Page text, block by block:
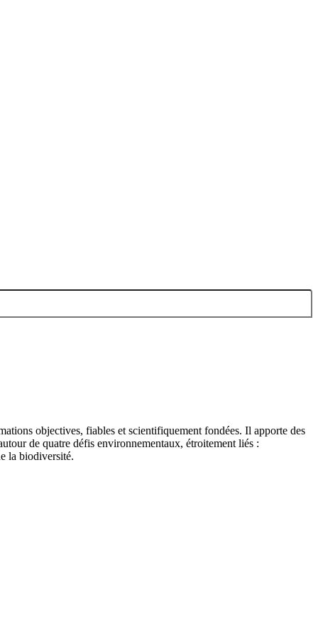
objectives, fiables et scientifiquement fondées. Il apporte des
de quatre défis environnementaux, étroitement liés :
la biodiversité.